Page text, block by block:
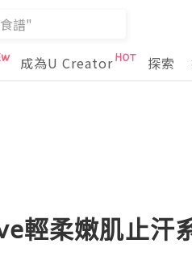
成為U Creator 探索
輕柔嫩肌止汗